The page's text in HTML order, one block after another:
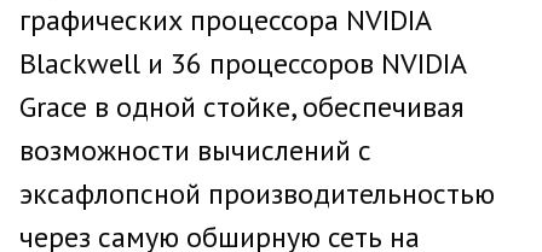
графических процессора NVIDIA
Blackwell и 36 процессоров NVIDIA
Grace в одной стойке, обеспечивая
возможности вычислений с
эксафлопсной производительностью
через самую обширную сеть на